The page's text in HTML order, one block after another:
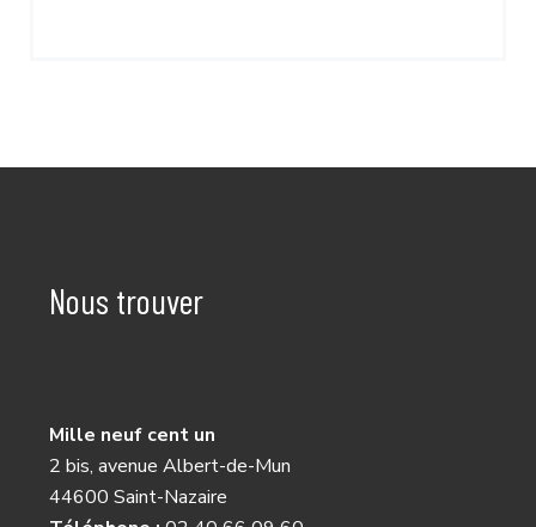
Nous trouver
Mille neuf cent un
2 bis, avenue Albert-de-Mun
44600 Saint-Nazaire